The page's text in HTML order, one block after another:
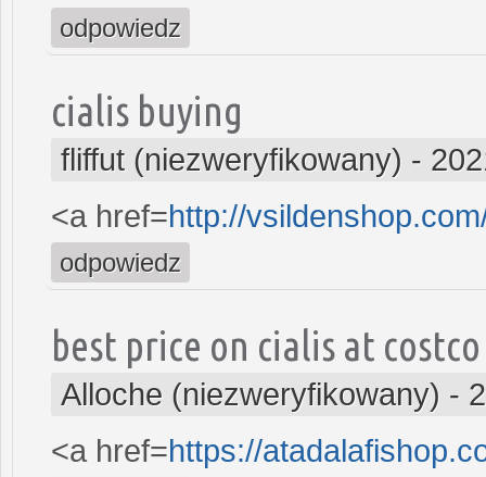
odpowiedz
cialis buying
fliffut (niezweryfikowany) -
<a href=http://
odpowiedz
best price on cialis at costco
Alloche (niezweryfikowany) -
<a href=https://